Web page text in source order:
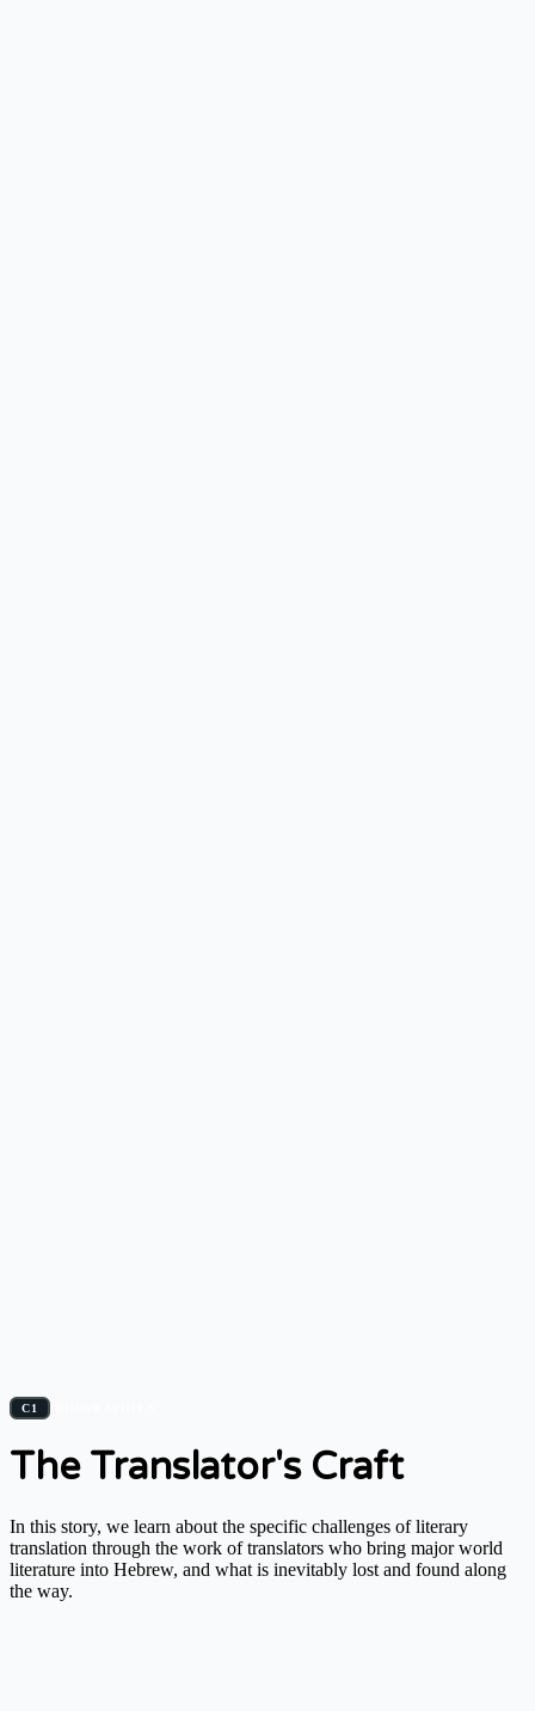
C1
The Translator's Craft
In this story, we learn about the specific challenges of literary
translation through the work of translators who bring major world
literature into Hebrew, and what is inevitably lost and found along
the way.